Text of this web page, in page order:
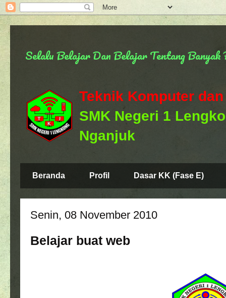
Selalu Belajar Dan Belajar Tentang
Teknik Komputer
SMK Negeri 1
Nganjuk
Beranda Profil Dasar KK (Fase E)
Senin, 08 November 2010
Belajar buat web